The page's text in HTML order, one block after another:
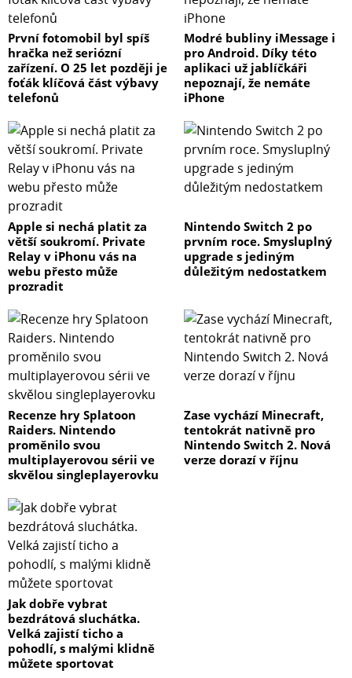
První fotomobil byl spíš
hračka než seriózní
zařízení. O 25 let později je
foťák klíčová část výbavy
telefonů
Modré bubliny iMessage i
pro Android. Díky této
aplikaci už jablíčkáři
nepoznají, že nemáte
iPhone
Apple si nechá platit za
větší soukromí. Private
Relay v iPhonu vás na
webu přesto může
prozradit
Nintendo Switch 2 po
prvním roce. Smysluplný
upgrade s jediným
důležitým nedostatkem
Recenze hry Splatoon
Raiders. Nintendo
proměnilo svou
multiplayerovou sérii ve
skvělou singleplayerovku
Zase vychází Minecraft,
tentokrát nativně pro
Nintendo Switch 2. Nová
verze dorazí v říjnu
Jak dobře vybrat
bezdrátová sluchátka.
Velká zajistí ticho a
pohodlí, s malými klidně
můžete sportovat